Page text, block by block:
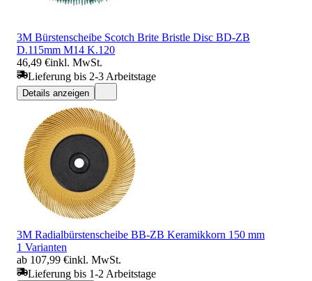
3M Bürstenscheibe Scotch Brite Bristle Disc BD-ZB
D.115mm M14 K.120
46,49 €inkl. MwSt.
Lieferung bis 2-3 Arbeitstage
Details anzeigen
3M Radialbürstenscheibe BB-ZB Keramikkorn 150 mm
1 Varianten
ab 107,99 €inkl. MwSt.
Lieferung bis 1-2 Arbeitstage